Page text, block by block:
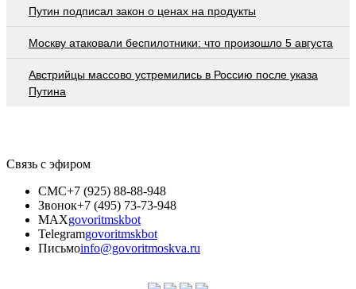
Путин подписал закон о ценах на продукты
Москву атаковали беспилотники: что произошло 5 августа
Австрийцы массово устремились в Россию после указа
Путина
Связь с эфиром
СМС+7 (925) 88-88-948
Звонок+7 (495) 73-73-948
MAXgovoritmskbot
Telegramgovoritmskbot
Письмоinfo@govoritmoskva.ru